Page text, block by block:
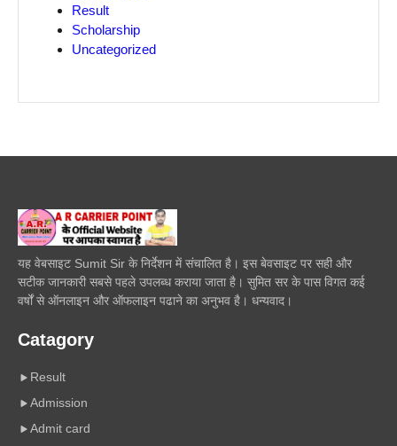
Result
Scholarship
Uncategorized
यह वेबसाइट Sumit Sir के निर्देशन में संचालित है। इस बेवसाइट पर सही और
सटीक जानकारी सबसे पहले उपलब्ध कराया जाता है। सुमित सर के पास विगत कई
वर्षों से ऑनलाइन और ऑफलाइन पढाने का अनुभव है। धन्यवाद।
Catagory
Result
Admission
Admit card